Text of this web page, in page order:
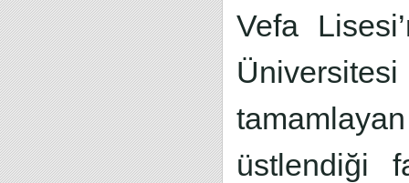
Vefa
üstlendiği